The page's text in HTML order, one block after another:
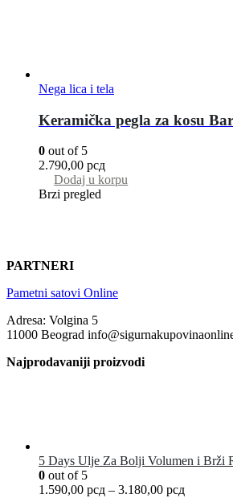
Nega lica i tela
Keramička pegla za kosu
0 out of 5
2.790,00 рсд
Dodaj u korpu
Brzi pregled
PARTNERI
Pametni satovi Online
Adresa: Volgina 5
11000 Beograd
Najprodavaniji proizvodi
5 Days Ulje Za Bolji Volumen i Brži
0 out of 5
1.590,00 рсд – 3.180,00 рсд